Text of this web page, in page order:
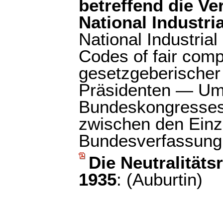
betreffend die
National
National
Codes of fair
Präsidenten —
zwischen den
Die
1935: (Auburtin)